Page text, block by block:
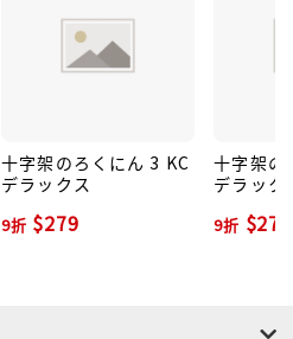
十字架のろくにん 3 KC
デラックス
9折 $279
十字架の
デラック
9折 $279